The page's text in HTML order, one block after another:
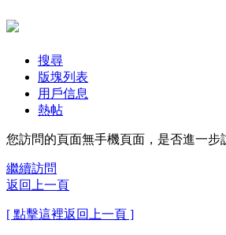
搜尋
版塊列表
用戶信息
熱帖
您訪問的頁面無手機頁面，是否進一步
繼續訪問
返回上一頁
[ 點擊這裡返回上一頁 ]